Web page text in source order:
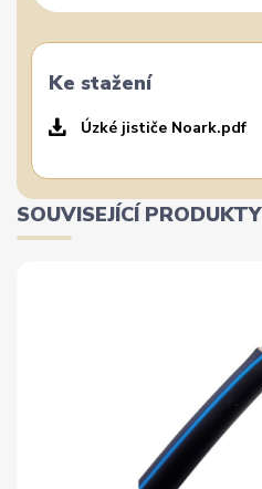
Ke stažení
Úzké jističe Noark.pdf
SOUVISEJÍCÍ PRODUKTY